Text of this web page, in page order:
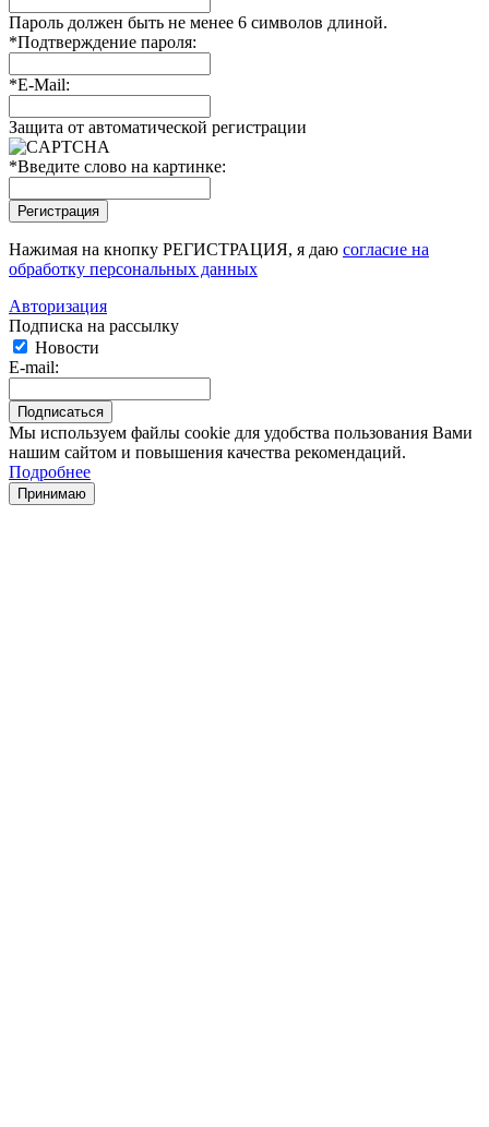
Пароль должен быть не менее 6 символов длиной.
*Подтверждение пароля:
*E-Mail:
Защита от автоматической регистрации
*Введите слово на картинке:
Нажимая на кнопку РЕГИСТРАЦИЯ, я даю согласие на
обработку персональных данных
Авторизация
Подписка на рассылку
Новости
E-mail:
Мы используем файлы cookie для удобства пользования Вами
нашим сайтом и повышения качества рекомендаций.
Подробнее
Принимаю